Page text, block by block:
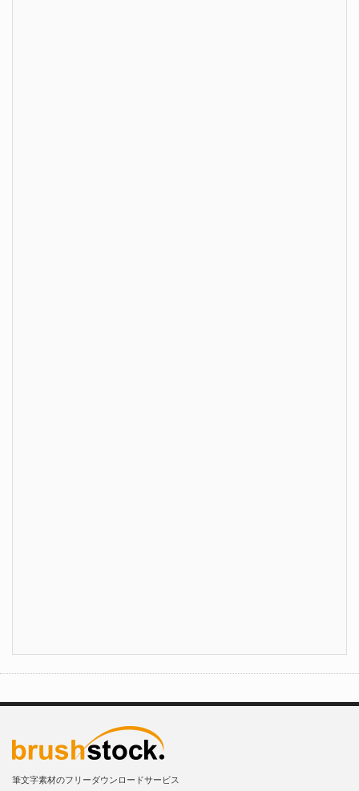
筆文字素材のフリーダウンロードサービス